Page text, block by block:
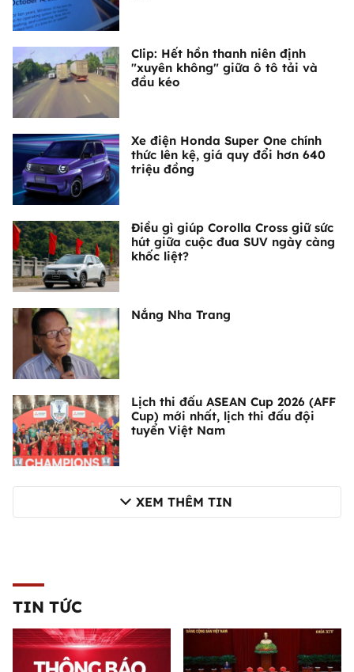
Clip: Hết hồn thanh niên định
"xuyên không" giữa ô tô tải và
đầu kéo
Xe điện Honda Super One chính
thức lên kệ, giá quy đổi hơn 640
triệu đồng
Điều gì giúp Corolla Cross giữ sức
hút giữa cuộc đua SUV ngày càng
khốc liệt?
Nắng Nha Trang
Lịch thi đấu ASEAN Cup 2026 (AFF
Cup) mới nhất, lịch thi đấu đội
tuyển Việt Nam
XEM THÊM TIN
TIN TỨC